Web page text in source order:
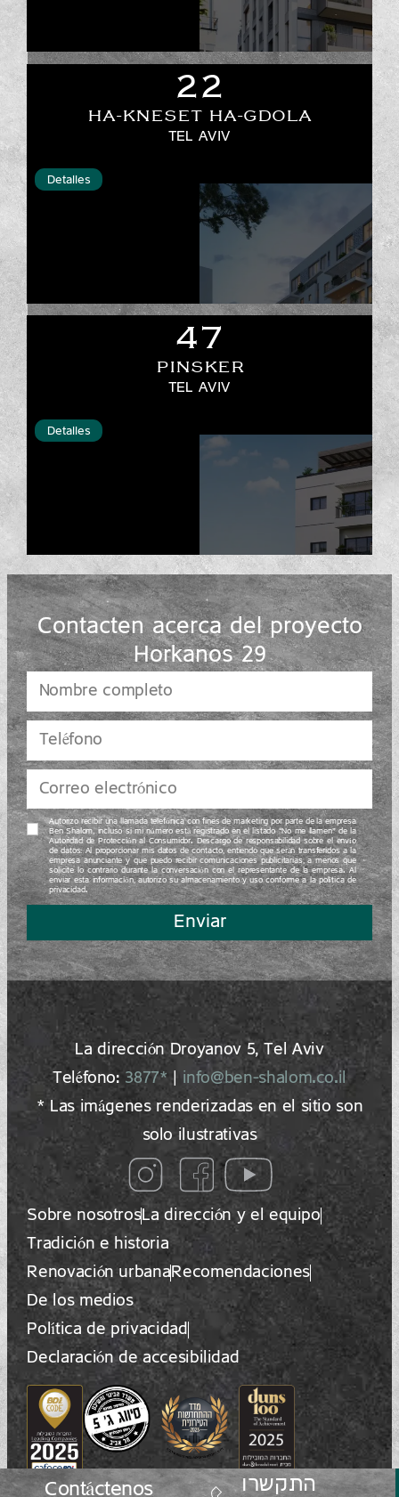
22
HA-KNESET HA-GDOLA
TEL AVIV
Detalles
47
PINSKER
TEL AVIV
Detalles
Contacten acerca del proyecto
Horkanos 29
Autorizo recibir una llamada telefónica con fines de marketing por parte de la empresa
Ben Shalom, incluso si mi número está registrado en el listado “No me llamen” de la
Autoridad de Protección al Consumidor. Descargo de responsabilidad sobre el envío
de datos: Al proporcionar mis datos de contacto, entiendo que serán transferidos a la
empresa anunciante y que puedo recibir comunicaciones publicitarias, a menos que
solicite lo contrario durante la conversación con el representante de la empresa. Al
enviar esta información, autorizo su almacenamiento y uso conforme a la política de
privacidad.
Enviar
La dirección Droyanov 5, Tel Aviv
Teléfono:3877* | info@ben-shalom.co.il
* Las imágenes renderizadas en el sitio son
solo ilustrativas
Sobre nosotrosLa dirección y el equipo
Tradición e historia
Renovación urbanaRecomendaciones
De los medios
Política de privacidad
Declaración de accesibilidad
Contáctenos התקשרו